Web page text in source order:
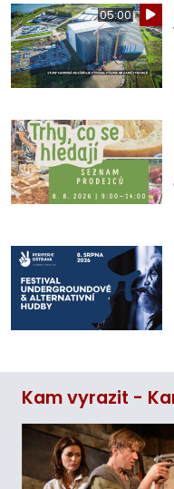
05:00
Kam vyrazit -